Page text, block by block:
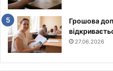
Грошова
27.06.2026